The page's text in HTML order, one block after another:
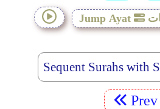
Jump Ayat
Prev